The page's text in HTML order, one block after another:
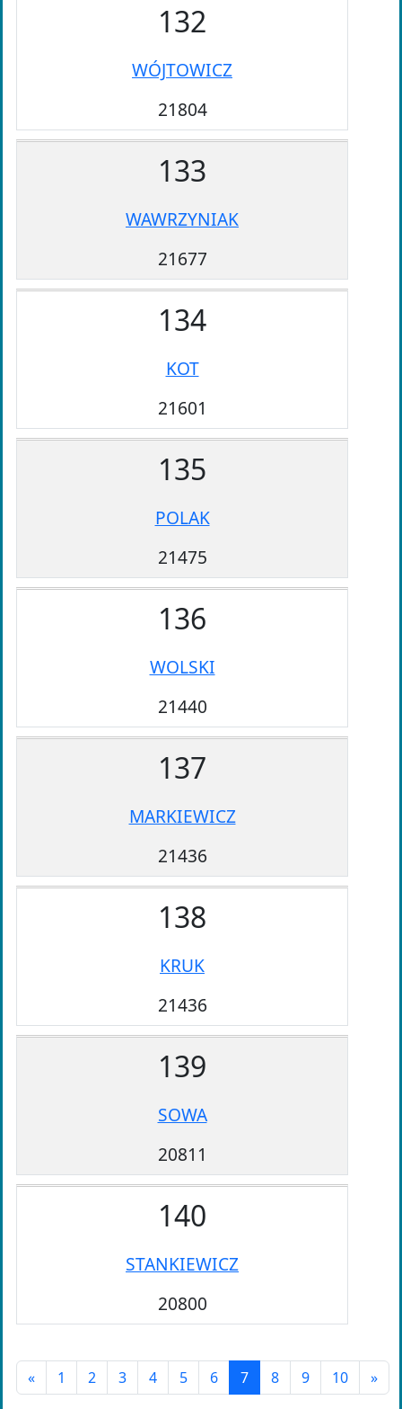
132
WÓJTOWICZ
21804
133
WAWRZYNIAK
21677
134
KOT
21601
135
POLAK
21475
136
WOLSKI
21440
137
MARKIEWICZ
21436
138
KRUK
21436
139
SOWA
20811
140
STANKIEWICZ
20800
« 1 2 3 4 5 6 7 8 9 10 »